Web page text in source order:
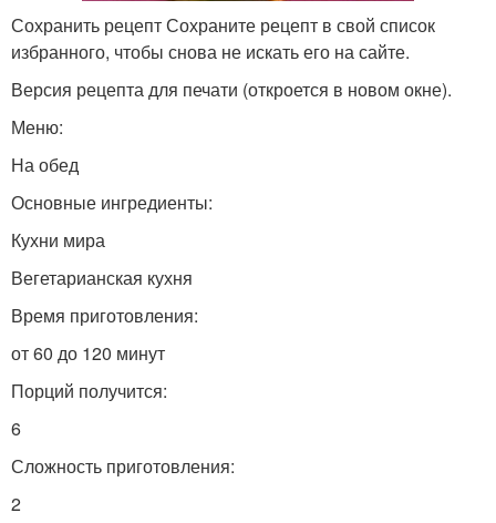
Сохранить рецепт Сохраните рецепт в свой список
избранного, чтобы снова не искать его на сайте.
Версия рецепта для печати (откроется в новом окне).
Меню:
На обед
Основные ингредиенты:
Кухни мира
Вегетарианская кухня
Время приготовления:
от 60 до 120 минут
Порций получится:
6
Сложность приготовления:
2